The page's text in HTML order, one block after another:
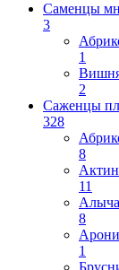
Саменцы
3
1
2
Саженцы
328
8
11
Алыча
8
1